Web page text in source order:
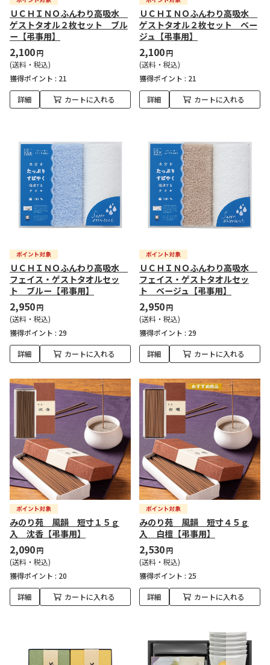
ＵＣＨＩＮＯふんわり高吸水
ゲストタオル２枚セット ブル
ー【弔事用】
2,100円
(送料・税込)
獲得ポイント : 21
詳細 カートに入れる
ＵＣＨＩＮＯふんわり高吸水
ゲストタオル２枚セット ベー
ジュ【弔事用】
2,100円
(送料・税込)
獲得ポイント : 21
詳細 カートに入れる
ＵＣＨＩＮＯふんわり高吸水
フェイス・ゲストタオルセッ
ト ブルー【弔事用】
2,950円
(送料・税込)
獲得ポイント : 29
詳細 カートに入れる
ＵＣＨＩＮＯふんわり高吸水
フェイス・ゲストタオルセッ
ト ベージュ【弔事用】
2,950円
(送料・税込)
獲得ポイント : 29
詳細 カートに入れる
みのり苑 風韻 短寸１５ｇ
入 沈香【弔事用】
2,090円
(送料・税込)
獲得ポイント : 20
詳細 カートに入れる
みのり苑 風韻 短寸４５ｇ
入 白檀【弔事用】
2,530円
(送料・税込)
獲得ポイント : 25
詳細 カートに入れる